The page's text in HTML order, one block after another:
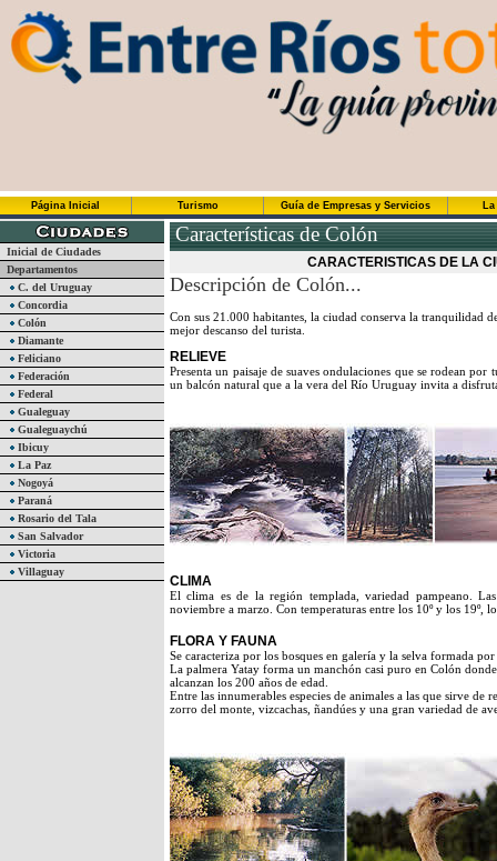
Página Inicial Turismo Guía de Empresas y Servicios
Inicial de Ciudades
Departamentos
C. del Uruguay
Concordia
Colón
Diamante
Feliciano
Federación
Federal
Gualeguay
Gualeguaychú
Ibicuy
La Paz
Nogoyá
Paraná
Rosario del Tala
San Salvador
Victoria
Villaguay
Características de Colón
CARACTERISTICAS DE LA
Descripción de Colón...
Con sus 21.000 habitantes, la ciudad conserva la tranquilidad
mejor descanso del turista.
RELIEVE
Presenta un paisaje de suaves ondulaciones que se rodean
un balcón natural que a la vera del Río Uruguay invita a
CLIMA
El clima es de la región templada, variedad pampeano.
noviembre a marzo. Con temperaturas entre los 10º y los 19º,
FLORA Y FAUNA
Se caracteriza por los bosques en galería y la selva formada
La palmera Yatay forma un manchón casi puro en Colón
alcanzan los 200 años de edad.
Entre las innumerables especies de animales a las que sirve de
zorro del monte, vizcachas, ñandúes y una gran variedad de